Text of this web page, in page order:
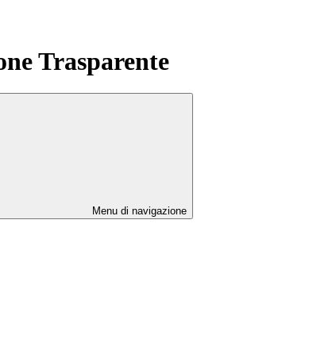
Trasparente
Menu di navigazione